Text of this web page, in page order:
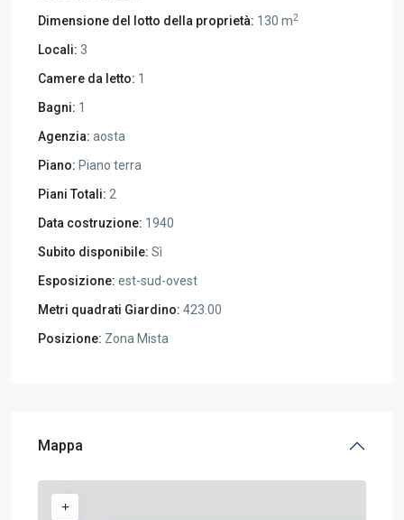
Dimensione del lotto della proprietà: 130 m2
Locali: 3
Camere da letto: 1
Bagni: 1
Agenzia: aosta
Piano: Piano terra
Piani Totali: 2
Data costruzione: 1940
Subito disponibile: Sì
Esposizione: est-sud-ovest
Metri quadrati Giardino: 423.00
Posizione: Zona Mista
Mappa